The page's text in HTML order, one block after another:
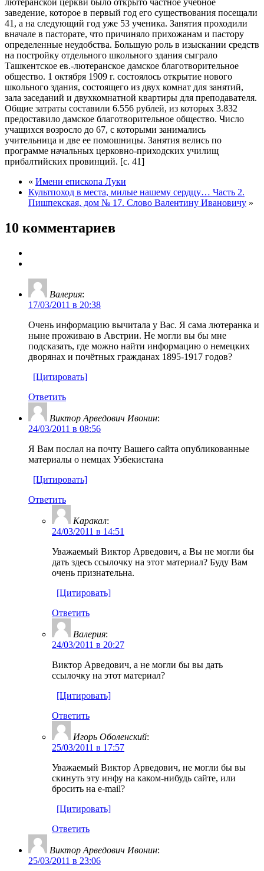
заведение, которое в первый год его существования посещали
41, а на следующий год уже 53 ученика. Занятия проходили
вначале в пасторате, что причиняло прихожанам и пастору
определенные неудобства. Большую роль в изыскании средств
на постройку отдельного школьного здания сыграло
Ташкентское ев.-лютеранское дамское благотворительное
общество. 1 октября 1909 г. состоялось открытие нового
школьного здания, состоящего из двух комнат для занятий,
зала заседаний и двухкомнатной квартиры для преподавателя.
Общие затраты составили 6.556 рублей, из которых 3.832
предоставило дамское благотворительное общество. Число
учащихся возросло до 67, с которыми занимались
учительница и две ее помошницы. Занятия велись по
программе начальных церковно-приходских училищ
прибалтийских провинций. [с. 41]
« Имени епископа Луки
Культпоход в места, милые нашему сердцу… Часть 2.
Пишпекская, дом № 17. Слово Валентину Ивановичу »
10 комментариев
Валерия:
17/03/2011 в 20:38
Очень информацию вычитала у Вас. Я сама лютеранка и
ныне проживаю в Австрии. Не могли вы бы мне
подсказать, где можно найти информацию о немецких
дворянах и почётных гражданах 1895-1917 годов?
[Цитировать]
Ответить
Виктор Арведович Ивонин:
24/03/2011 в 08:56
Я Вам послал на почту Вашего сайта опубликованные
материалы о немцах Узбекистана
[Цитировать]
Ответить
Каракал:
24/03/2011 в 14:51
Уважаемый Виктор Арведович, а Вы не могли бы
дать здесь ссылочку на этот материал? Буду Вам
очень признательна.
[Цитировать]
Ответить
Валерия:
24/03/2011 в 20:27
Виктор Арведович, а не могли бы вы дать
ссылочку на этот материал?
[Цитировать]
Ответить
Игорь Оболенский:
25/03/2011 в 17:57
Уважаемый Виктор Арведович, не могли бы вы
скинуть эту инфу на каком-нибудь сайте, или
бросить на e-mail?
[Цитировать]
Ответить
Виктор Арведович Ивонин:
25/03/2011 в 23:06